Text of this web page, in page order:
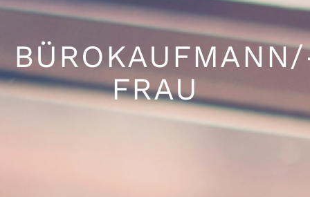
FRAU